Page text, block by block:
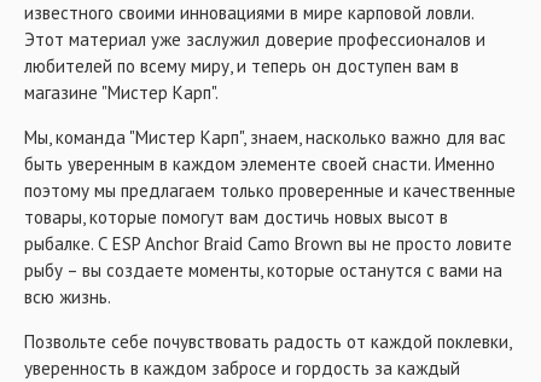
известного своими инновациями в мире карповой ловли.
Этот материал уже заслужил доверие профессионалов и
любителей по всему миру, и теперь он доступен вам в
магазине "Мистер Карп".
Мы, команда "Мистер Карп", знаем, насколько важно для вас
быть уверенным в каждом элементе своей снасти. Именно
поэтому мы предлагаем только проверенные и качественные
товары, которые помогут вам достичь новых высот в
рыбалке. С ESP Anchor Braid Camo Brown вы не просто ловите
рыбу – вы создаете моменты, которые останутся с вами на
всю жизнь.
Позвольте себе почувствовать радость от каждой поклевки,
уверенность в каждом забросе и гордость за каждый